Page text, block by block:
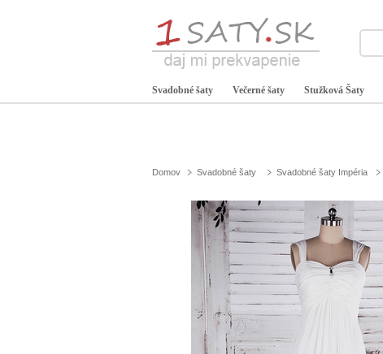
Svadobné šaty Večerné šaty Stužková Šaty
Domov Svadobné šaty Svadobné šaty Impéria